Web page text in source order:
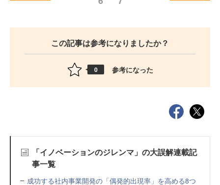
この記事は参考になりましたか？
0 参考になった
「イノベーションのジレンマ」の大誤解連載記
事一覧
成功する社内事業開発の「偶発的出現率」を高める8つ